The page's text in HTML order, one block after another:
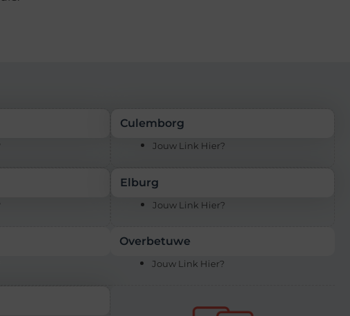
Culemborg
Jouw Link Hier?
Elburg
Jouw Link Hier?
Overbetuwe
Jouw Link Hier?